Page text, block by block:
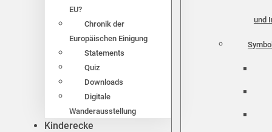
EU?
Chronik der
Europäischen Einigung
Statements
Quiz
Downloads
Digitale
Wanderausstellung
Kinderecke
und